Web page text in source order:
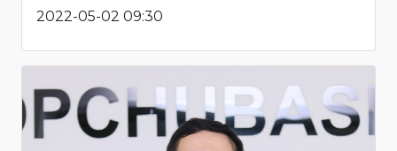
2022-05-02 09:30